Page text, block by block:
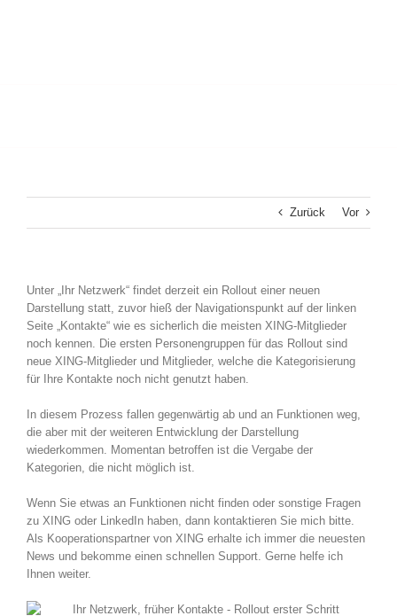
Zurück Vor
Unter „Ihr Netzwerk“ findet derzeit ein Rollout einer neuen
Darstellung statt, zuvor hieß der Navigationspunkt auf der linken
Seite „Kontakte“ wie es sicherlich die meisten XING-Mitglieder
noch kennen. Die ersten Personengruppen für das Rollout sind
neue XING-Mitglieder und Mitglieder, welche die Kategorisierung
für Ihre Kontakte noch nicht genutzt haben.
In diesem Prozess fallen gegenwärtig ab und an Funktionen weg,
die aber mit der weiteren Entwicklung der Darstellung
wiederkommen. Momentan betroffen ist die Vergabe der
Kategorien, die nicht möglich ist.
Wenn Sie etwas an Funktionen nicht finden oder sonstige Fragen
zu XING oder LinkedIn haben, dann kontaktieren Sie mich bitte.
Als Kooperationspartner von XING erhalte ich immer die neuesten
News und bekomme einen schnellen Support. Gerne helfe ich
Ihnen weiter.